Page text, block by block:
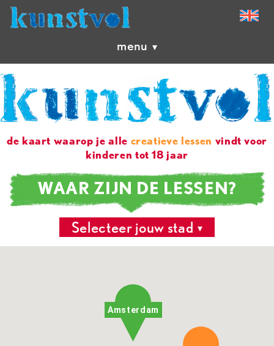
menu
de kaart waarop je alle creatieve lessen vindt voor
kinderen tot 18 jaar
WAAR ZIJN DE LESSEN?
Selecteer jouw stad
Amsterdam